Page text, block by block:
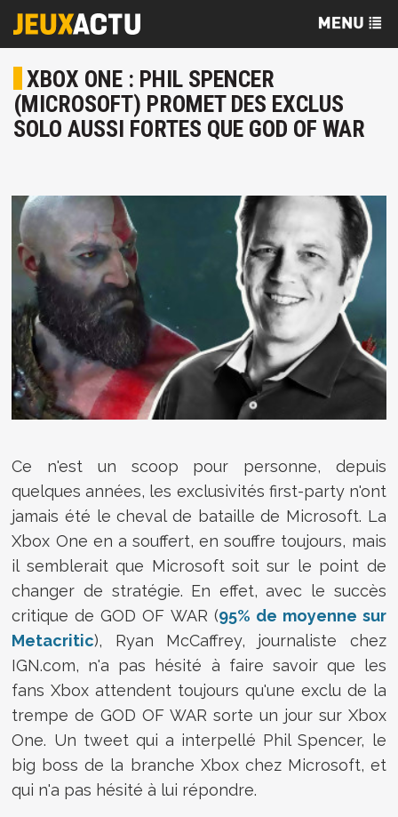
XBOX ONE : PHIL SPENCER
(MICROSOFT) PROMET DES EXCLUS
SOLO AUSSI FORTES QUE GOD OF WAR
Ce n'est un scoop pour personne, depuis
quelques années, les exclusivités first-party n'ont
jamais été le cheval de bataille de Microsoft. La
Xbox One en a souffert, en souffre toujours, mais
il semblerait que Microsoft soit sur le point de
changer de stratégie. En effet, avec le succès
critique de GOD OF WAR (95% de moyenne sur
Metacritic), Ryan McCaffrey, journaliste chez
IGN.com, n'a pas hésité à faire savoir que les
fans Xbox attendent toujours qu'une exclu de la
trempe de GOD OF WAR sorte un jour sur Xbox
One. Un tweet qui a interpellé Phil Spencer, le
big boss de la branche Xbox chez Microsoft, et
qui n'a pas hésité à lui répondre.